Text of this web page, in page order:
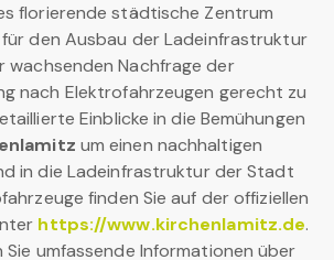
florierende städtische Zentrum
den Ausbau der Ladeinfrastruktur
wachsenden Nachfrage der
nach Elektrofahrzeugen gerecht zu
Einblicke in die Bemühungen
um einen nachhaltigen
in die Ladeinfrastruktur der Stadt
finden Sie auf der offiziellen
https://www.kirchenlamitz.de.
Sie umfassende Informationen über